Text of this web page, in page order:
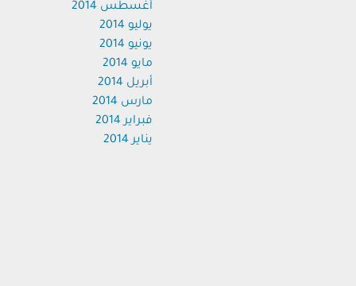
أغسطس 2014
يوليو 2014
يونيو 2014
مايو 2014
أبريل 2014
مارس 2014
فبراير 2014
يناير 2014